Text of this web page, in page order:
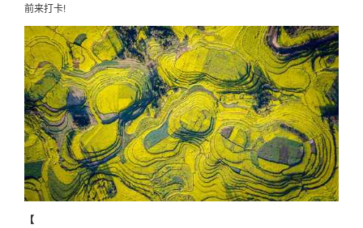
前来打卡!
【